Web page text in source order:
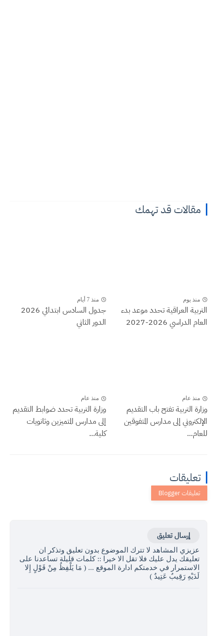
مقالات قد تهمك
منذ يوم
التربية العراقية تحدد موعد بدء
العام الدراسي 2026-2027
منذ 7 أيام
جدول السادس ابتدائي 2026
الدور الثاني
منذ عام
وزارة التربية تفتح باب التقديم
الإلكتروني إلى مدارس المتفوقين
للعام...
منذ عام
وزارة التربية تحدد ضوابط التقديم
إلى مدارس المتميزين وثانويات
كلية...
تعليقات
إرسال تعليق
عزيزي المشاهد لا تترك الموضوع بدون تعليق وتذكر ان
تعليقك يدل عليك فلا تقل الا خيرا :: كلمات قليلة تساعدنا على
الاستمرار في خدمتكم ادارة الموقع ... ( مَا يَلْفِظُ مِنْ قَوْلٍ إِلا
لَدَيْهِ رَقِيبٌ عَتِيدٌ )